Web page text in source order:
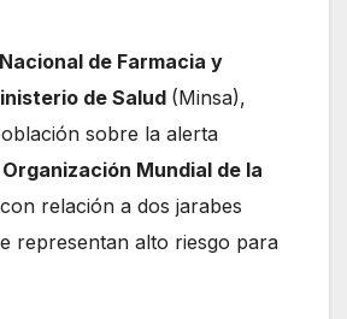
de Farmacia y
de Salud (Minsa),
sobre la alerta
Organización Mundial de la
con relación a dos jarabes
representan alto riesgo para